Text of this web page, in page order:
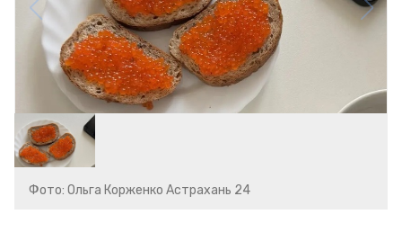
Фото: Ольга Корженко Астрахань 24